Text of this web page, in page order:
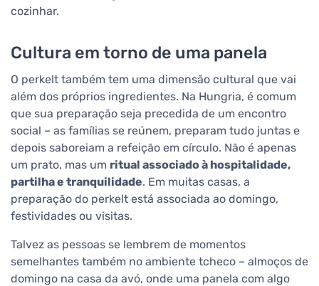
cozinhar.
Cultura em torno de uma panela
O perkelt também tem uma dimensão cultural que vai
além dos próprios ingredientes. Na Hungria, é comum
que sua preparação seja precedida de um encontro
social – as famílias se reúnem, preparam tudo juntas e
depois saboreiam a refeição em círculo. Não é apenas
um prato, mas um ritual associado à hospitalidade,
partilha e tranquilidade. Em muitas casas, a
preparação do perkelt está associada ao domingo,
festividades ou visitas.
Talvez as pessoas se lembrem de momentos
semelhantes também no ambiente tcheco – almoços de
domingo na casa da avó, onde uma panela com algo